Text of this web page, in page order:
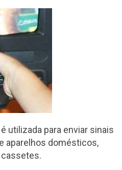
utilizada para enviar sinais
aparelhos domésticos,